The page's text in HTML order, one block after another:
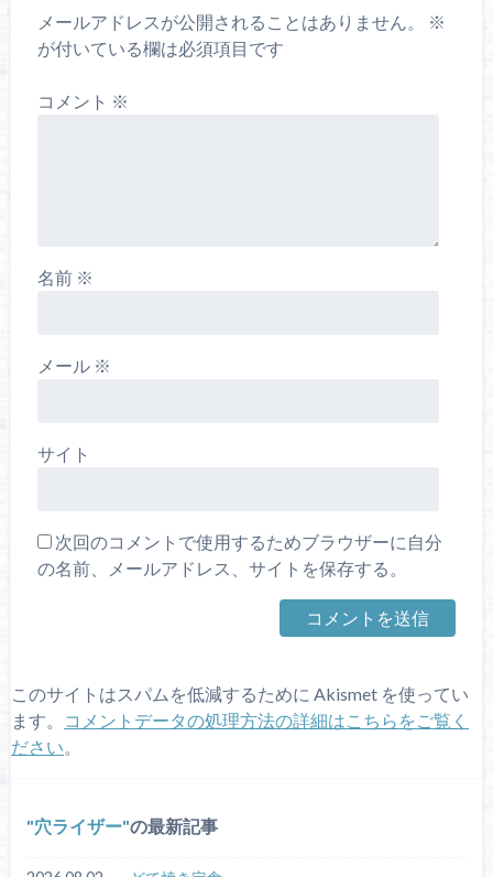
メールアドレスが公開されることはありません。
※
が付いている欄は必須項目です
コメント ※
名前 ※
メール ※
サイト
次回のコメントで使用するためブラウザーに自分
の名前、メールアドレス、サイトを保存する。
このサイトはスパムを低減するために Akismet を使ってい
ます。
コメントデータの処理方法の詳細はこちらをご覧く
ださい。
穴ライザー の最新記事